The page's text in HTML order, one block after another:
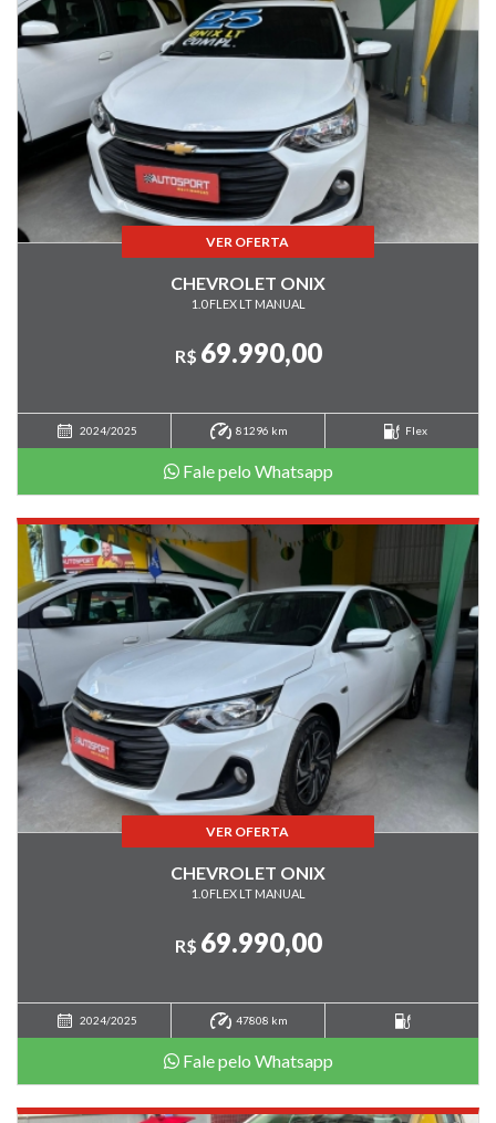
VER OFERTA
CHEVROLET ONIX
1.0 FLEX LT MANUAL
R$ 69.990,00
2024/2025 81296 km Flex
Fale pelo Whatsapp
VER OFERTA
CHEVROLET ONIX
1.0 FLEX LT MANUAL
R$ 69.990,00
2024/2025 47808 km
Fale pelo Whatsapp